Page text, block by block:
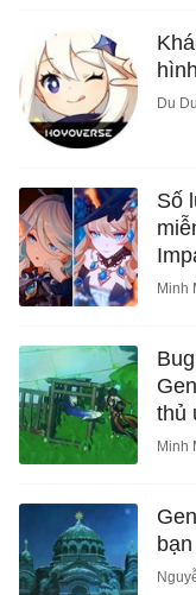
Du
Số
Minh
thủ
Minh